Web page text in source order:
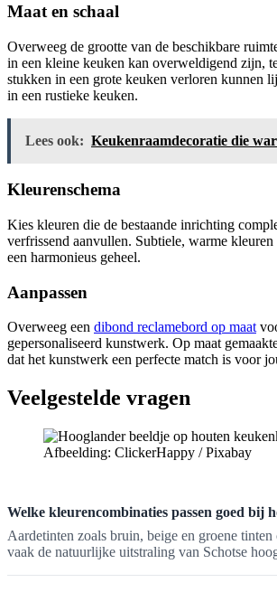
Maat en schaal
Overweeg de grootte van de beschikbare
in een kleine keuken kan overweldigend zijn,
stukken in een grote keuken verloren kunnen
in een rustieke keuken.
Lees ook: Keukenraamdecoratie die
Kleurenschema
Kies kleuren die de bestaande inrichting
verfrissend aanvullen. Subtiele, warme
een harmonieus geheel.
Aanpassen
Overweeg een dibond reclamebord op maat
gepersonaliseerd kunstwerk. Op maat
dat het kunstwerk een perfecte match is voor
Veelgestelde vragen
Afbeelding: ClickerHappy / Pixabay
Welke kleurencombinaties passen goed bij
Aardetinten zoals bruin, beige en groene tinten
vaak de natuurlijke uitstraling van Schotse